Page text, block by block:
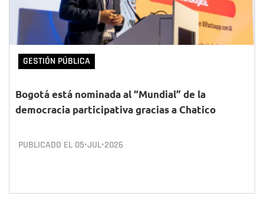
GESTIÓN PÚBLICA
Bogotá está nominada al “Mundial” de la
democracia participativa gracias a Chatico
PUBLICADO EL 05•JUL•2026